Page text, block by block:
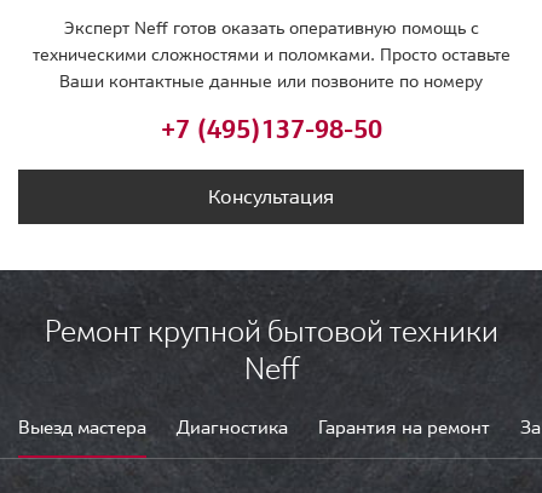
Эксперт Neff готов оказать оперативную помощь с
техническими сложностями и поломками. Просто оставьте
Ваши контактные данные или позвоните по номеру
+7 (495)137-98-50
Консультация
Ремонт крупной бытовой техники
Neff
Выезд мастера Диагностика Гарантия на ремонт